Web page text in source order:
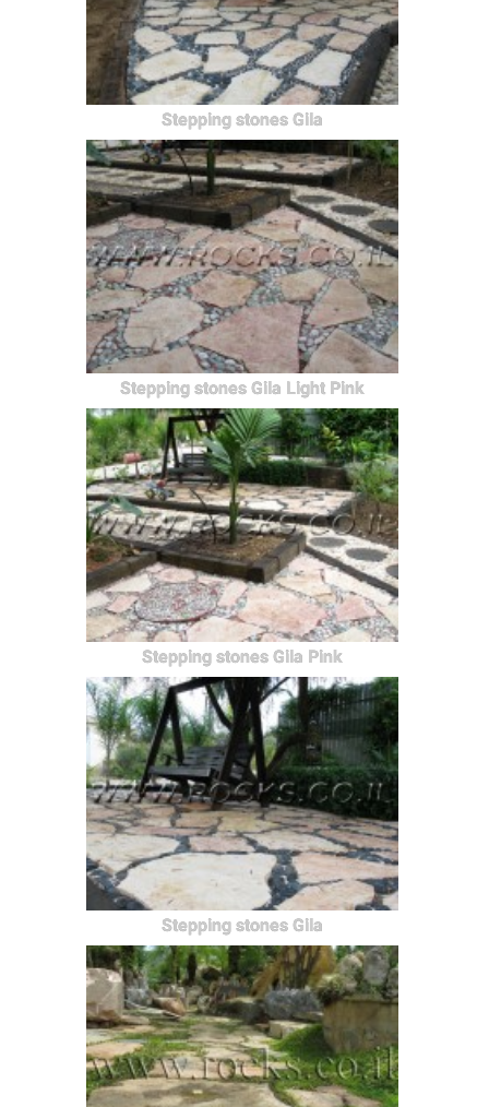
Stepping stones Gila
Stepping stones Gila Light Pink
Stepping stones Gila Pink
Stepping stones Gila